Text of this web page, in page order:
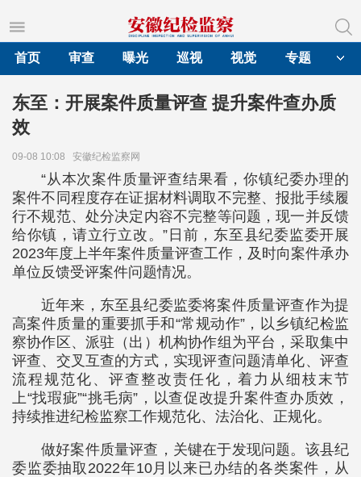
首页
审查 曝光 巡视 视觉 专题
东至：开展案件质量评查 提升案件查办质
效
09-08 10:08 安徽纪检监察网
“从本次案件质量评查结果看，你镇纪委办理的
案件不同程度存在证据材料调取不完整、报批手续履
行不规范、处分决定内容不完整等问题，现一并反馈
给你镇，请立行立改。”日前，东至县纪委监委开展
2023年度上半年案件质量评查工作，及时向案件承办
单位反馈受评案件问题情况。
近年来，东至县纪委监委将案件质量评查作为提
高案件质量的重要抓手和“常规动作”，以乡镇纪检监
察协作区、派驻（出）机构协作组为平台，采取集中
评查、交叉互查的方式，实现评查问题清单化、评查
流程规范化、评查整改责任化，着力从细枝末节
上“找瑕疵”“挑毛病”，以查促改提升案件查办质效，
持续推进纪检监察工作规范化、法治化、正规化。
做好案件质量评查，关键在于发现问题。该县纪
委监委抽取2022年10月以来已办结的各类案件，从